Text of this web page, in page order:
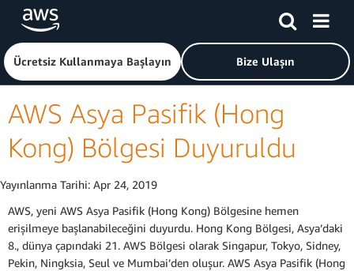
Ana İçeriğe AtlaAmazon Web Services ana sayfasına dönmek için buraya
Ücretsiz Kullanmaya Başlayın Bize Ulaşın
AWS Asya Pasifik (Hong
Kong) Bölgesi Duyuruldu
Yayınlanma Tarihi: Apr 24, 2019
AWS, yeni AWS Asya Pasifik (Hong Kong) Bölgesine hemen
erişilmeye başlanabileceğini duyurdu. Hong Kong Bölgesi, Asya’daki
8., dünya çapındaki 21. AWS Bölgesi olarak Singapur, Tokyo, Sidney,
Pekin, Ningksia, Seul ve Mumbai’den oluşur. AWS Asya Pasifik (Hong